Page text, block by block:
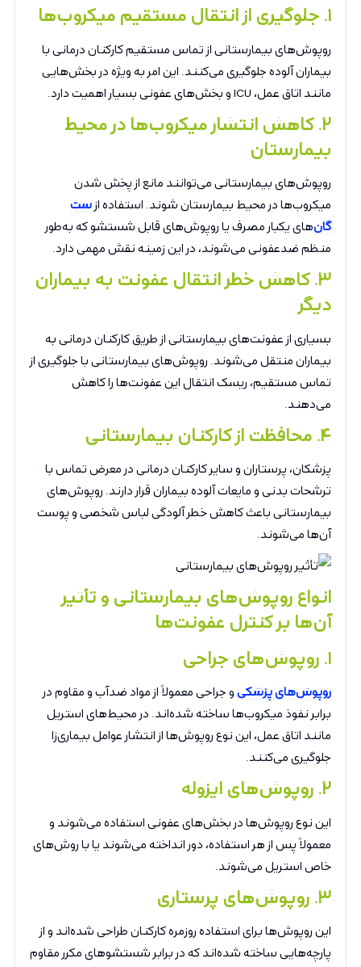
۱. جلوگیری از انتقال مستقیم میکروب‌ها
روپوش‌های بیمارستانی از تماس مستقیم کارکنان درمانی با
بیماران آلوده جلوگیری می‌کنند. این امر به ویژه در بخش‌هایی
مانند اتاق عمل، ICU و بخش‌های عفونی بسیار اهمیت دارد.
۲.کاهش انتشار میکروب‌ها در محیط
بیمارستان
روپوش‌های بیمارستانی می‌توانند مانع از پخش شدن
میکروب‌ها در محیط بیمارستان شوند. استفاده ازست
گان‌های یکبار مصرف یا روپوش‌های قابل شستشو که به‌طور
منظم ضدعفونی می‌شوند، در این زمینه نقش مهمی دارد.
۳.کاهش خطر انتقال عفونت به بیماران
دیگر
بسیاری از عفونت‌های بیمارستانی از طریق کارکنان درمانی به
بیماران منتقل می‌شوند. روپوش‌های بیمارستانی با جلوگیری از
تماس مستقیم، ریسک انتقال این عفونت‌ها را کاهش
می‌دهند.
۴. محافظت از کارکنان بیمارستانی
پزشکان، پرستاران و سایر کارکنان درمانی در معرض تماس با
ترشحات بدنی و مایعات آلوده بیماران قرار دارند. روپوش‌های
بیمارستانی باعث کاهش خطر آلودگی لباس شخصی و پوست
آن‌ها می‌شوند.
انواع روپوش‌های بیمارستانی و تأثیر
آن‌ها بر کنترل عفونت‌ها
۱. روپوش‌های جراحی
روپوش‌های پزشکیو جراحی معمولاً از مواد ضدآب و مقاوم در
برابر نفوذ میکروب‌ها ساخته شده‌اند. در محیط‌های استریل
مانند اتاق عمل، این نوع روپوش‌ها از انتشار عوامل بیماری‌زا
جلوگیری می‌کنند.
۲. روپوش‌های ایزوله
این نوع روپوش‌ها در بخش‌های عفونی استفاده می‌شوند و
معمولاً پس از هر استفاده، دور انداخته می‌شوند یا با روش‌های
خاص استریل می‌شوند.
۳. روپوش‌های پرستاری
این روپوش‌ها برای استفاده روزمره کارکنان طراحی شده‌اند و از
پارچه‌هایی ساخته شده‌اند که در برابر شستشوهای مکرر مقاوم